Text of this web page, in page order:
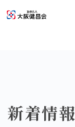
新着情報